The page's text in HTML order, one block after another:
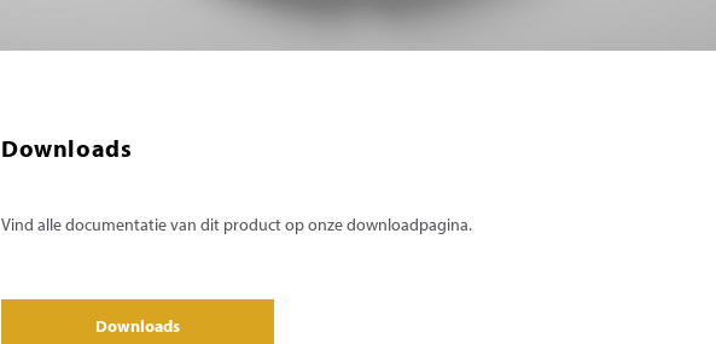
Downloads
Vind alle documentatie van dit product op onze downloadpagina.
Downloads